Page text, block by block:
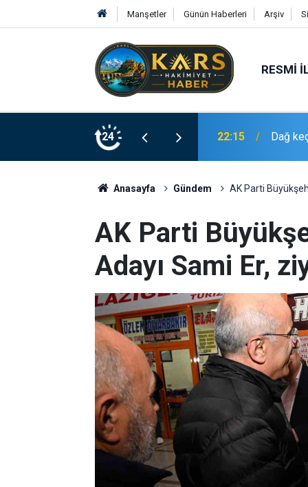
Manşetler Günün Haberleri Arşiv
RESMI
24
o anlar kamerada 22:14 Vali
Anasayfa Gündem AK Parti
AK Parti
Adayı Sami Er,